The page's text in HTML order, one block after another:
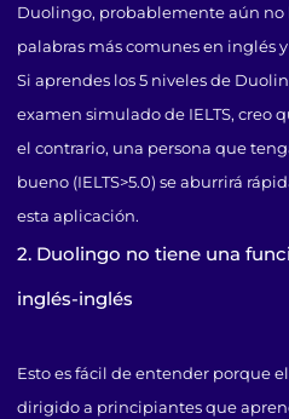
Duolingo, probablemente aún no
palabras más comunes en inglés
Si aprendes los 5 niveles de
examen simulado de IELTS, creo
el contrario, una persona que
bueno (IELTS>5.0) se aburrirá
esta aplicación.
2. Duolingo no tiene una
inglés-inglés
Esto es fácil de entender porque
dirigido a principiantes que